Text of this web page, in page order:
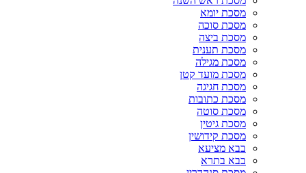
מסכת יומא
מסכת סוכה
מסכת ביצה
מסכת תענית
מסכת מגילה
מסכת מועד קטן
מסכת חגיגה
מסכת כתובות
מסכת סוטה
מסכת גיטין
מסכת קידושין
בבא מציעא
בבא בתרא